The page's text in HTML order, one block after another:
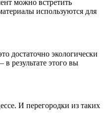
можно встретить
используются для
достаточно экологически
результате этого вы
И перегородки из таких